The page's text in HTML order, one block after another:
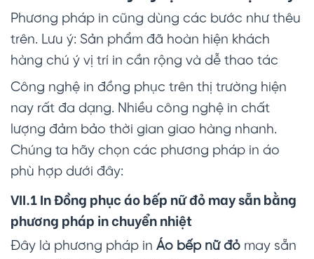
Phương pháp in cũng dùng các bước như thêu
trên. Lưu ý: Sản phẩm đã hoàn hiện khách
hàng chú ý vị trí in cần rộng và dễ thao tác
Công nghệ in đồng phục trên thị trường hiện
nay rất đa dạng. Nhiều công nghệ in chất
lượng đảm bảo thời gian giao hàng nhanh.
Chúng ta hãy chọn các phương pháp in áo
phù hợp dưới đây:
VII.1 In Đồng phục áo bếp nữ đỏ may sẵn bằng
phương pháp in chuyển nhiệt
Đây là phương pháp in Áo bếp nữ đỏ may sẵn